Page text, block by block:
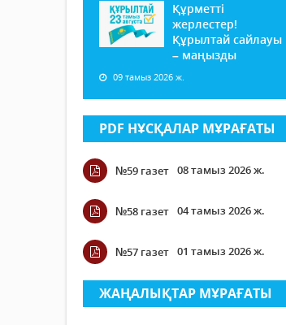
Құрметті
жерлестер!
Құрылтай сайлауы
– маңызды
09 тамыз 2026 ж.
PDF НҰСҚАЛАР МҰРАҒАТЫ
№59 газет 08 тамыз 2026 ж.
№58 газет 04 тамыз 2026 ж.
№57 газет 01 тамыз 2026 ж.
ЖАҢАЛЫҚТАР МҰРАҒАТЫ